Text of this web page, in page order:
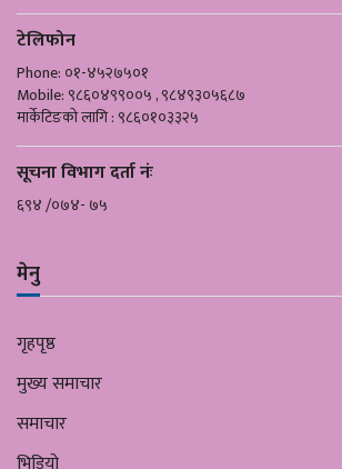
टेलिफोन
Phone: ०१-४५२७५०१
Mobile: ९८६०४९९००५ , ९८४९३०५६८७
मार्केटिङको लागि : ९८६०१०३३२५
सूचना विभाग दर्ता नंः
६९४ /०७४- ७५
मेनु
गृहपृष्ठ
मुख्य समाचार
समाचार